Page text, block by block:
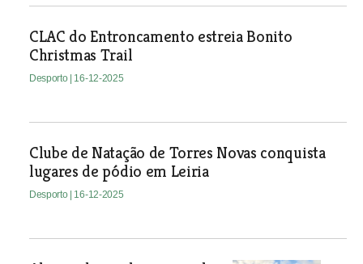
CLAC do Entroncamento estreia Bonito
Christmas Trail
Desporto | 16-12-2025
Clube de Natação de Torres Novas conquista
lugares de pódio em Leiria
Desporto | 16-12-2025